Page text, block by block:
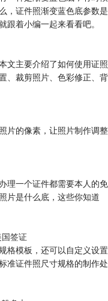
，证件照渐变蓝色底参数是
跟着小编一起来看看吧。
文主要介绍了如何使用证照
、裁剪照片、色彩修正、背
片的像素，让照片制作调整
理一个证件都需要本人的免
片是什么底，这些你知道
签证
格模板，还可以自定义设置
准证件照尺寸规格的制作处